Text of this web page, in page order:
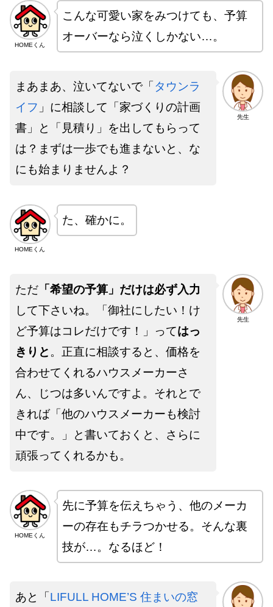
HOMEくん
こんな可愛い家をみつけても、予算
オーバーなら泣くしかない…。
先生
まあまあ、泣いてないで「 タウンラ
イフ 」に相談して「家づくりの計画
書」と「見積り」を出してもらって
は？まずは一歩でも進まないと、な
にも始まりませんよ？
HOMEくん
た、確かに。
先生
ただ 「希望の予算」だけは必ず入力
して下さいね。「御社にしたい！け
ど予算はコレだけです！」ってはっ
きりと 。正直に相談すると、価格を
合わせてくれるハウスメーカーさ
ん、じつは多いんですよ。それとで
きれば「他のハウスメーカーも検討
中です。」と書いておくと、さらに
頑張ってくれるかも。
HOMEくん
先に予算を伝えちゃう、他のメーカ
ーの存在もチラつかせる。そんな裏
技が…。なるほど！
あと「 LIFULL HOME’S 住まいの窓